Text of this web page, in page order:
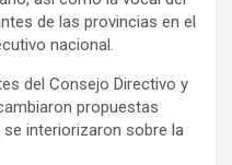
de las provincias en el
nacional.
del Consejo Directivo y
propuestas
interiorizaron sobre la